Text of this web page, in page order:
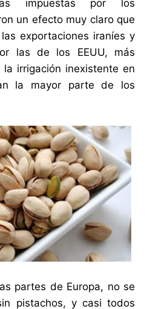
impuestas por los
un efecto muy claro que
exportaciones iraníes y
las de los EEUU, más
irrigación inexistente en
la mayor parte de los
partes de Europa, no se
pistachos, y casi todos